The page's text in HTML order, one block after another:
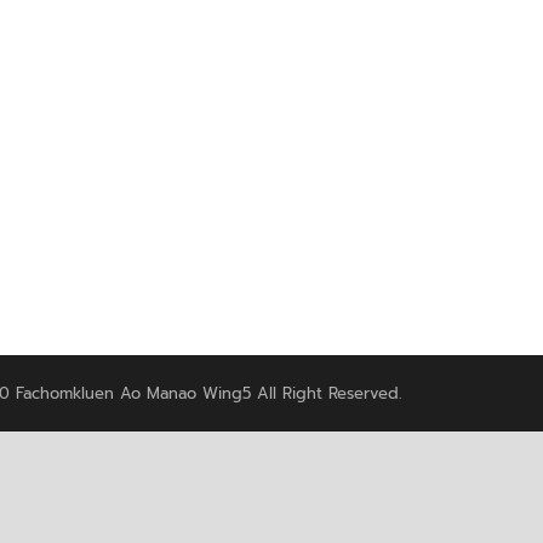
Fachomkluen Ao Manao Wing5 All Right Reserved.